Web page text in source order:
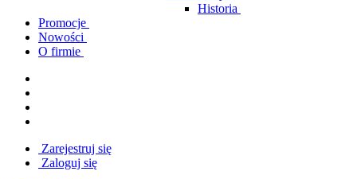
Historia
Promocje
Nowości
O firmie
Zarejestruj się
Zaloguj się